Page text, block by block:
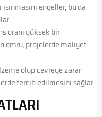
engeller, bu da
oranı yüksek bir
ömrü, projelerde maliyet
olup çevreye zarar
tercih edilmesini sağlar.